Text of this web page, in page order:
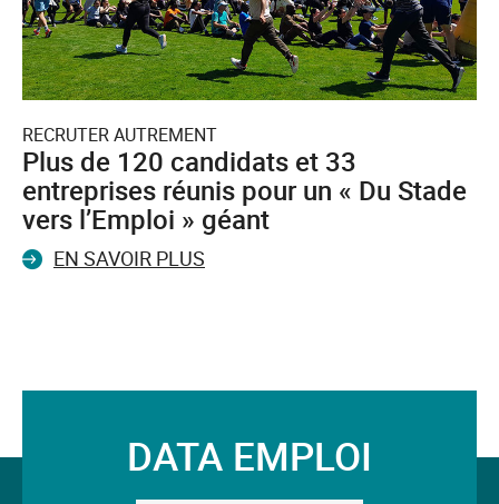
RECRUTER AUTREMENT
Plus de 120 candidats et 33
entreprises réunis pour un « Du Stade
vers l’Emploi » géant
EN SAVOIR PLUS
Suivez-DATA EMPLOI